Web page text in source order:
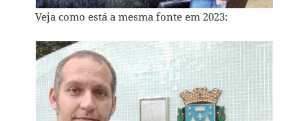
Veja como está a mesma fonte em 2023: